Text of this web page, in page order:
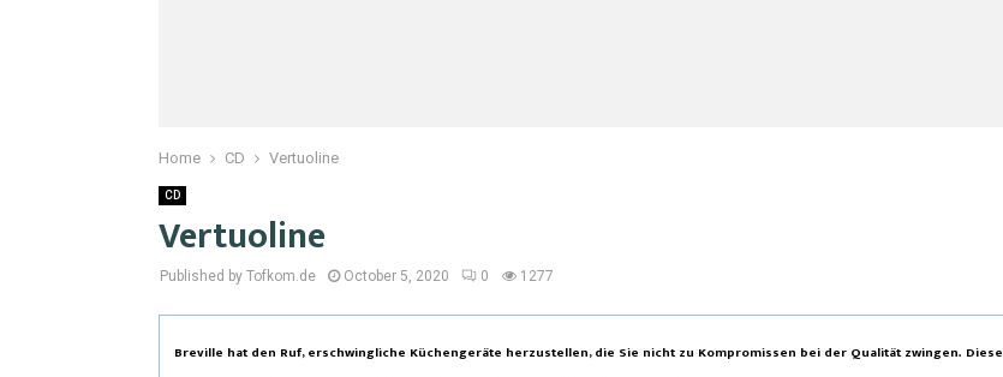
Home CD Vertuoline
CD
Vertuoline
Published by Tofkom.de October 5, 2020 0 1277
Breville hat den Ruf, erschwingliche Küchengeräte herzustellen, die Sie nicht zu Kompromissen bei der Qualität zwingen. Diese